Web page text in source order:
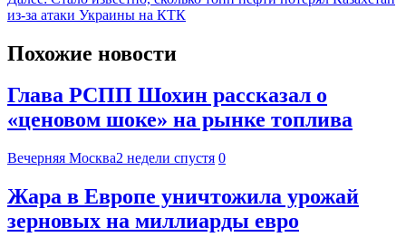
из-за атаки Украины на КТК
Похожие новости
Глава РСПП Шохин рассказал о
«ценовом шоке» на рынке топлива
Вечерняя Москва2 недели спустя 0
Жара в Европе уничтожила урожай
зерновых на миллиарды евро